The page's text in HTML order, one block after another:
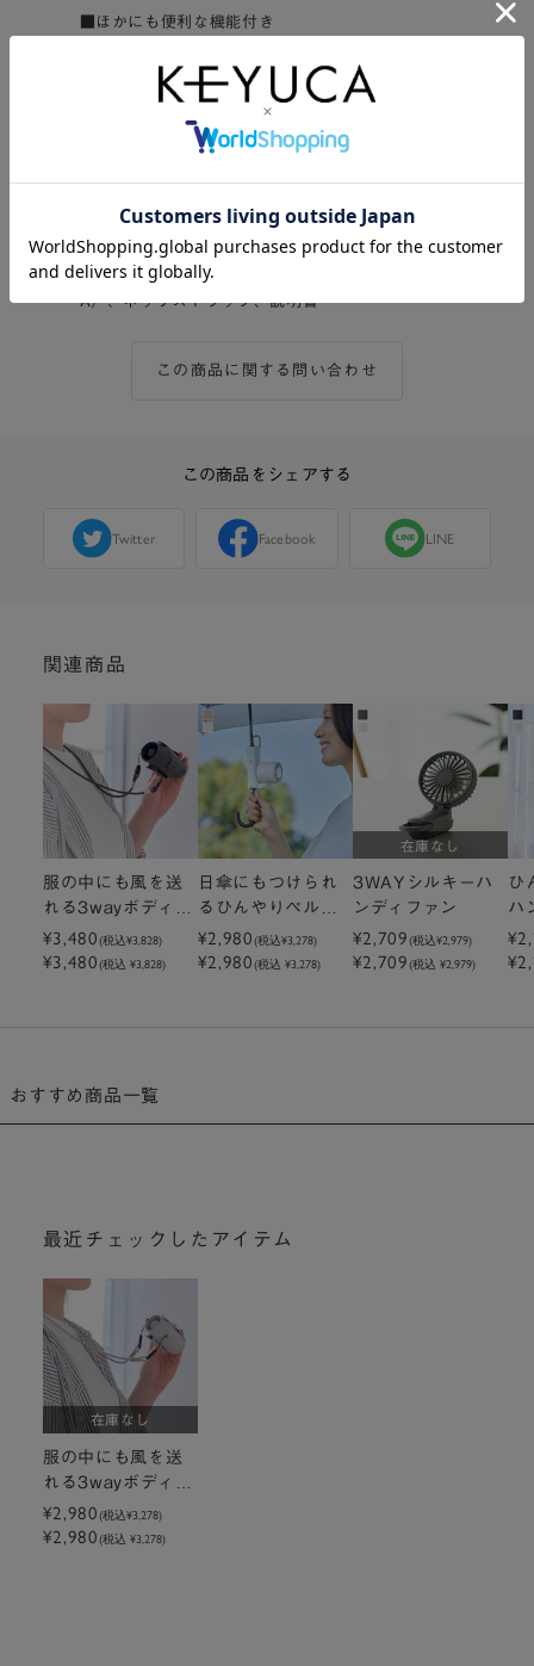
■ほかにも便利な機能付き
先で役立つ便利な機能を凝縮しています。
充電時間：3時間
重さ：122g
内容：本体、充電用USBケーブル（TYPE-C-
A）、ネックストラップ、説明書
この商品に関する問い合わせ
この商品をシェアする
Twitter Facebook LINE
関連商品
服の中にも風を送
れる3wayボディフ
ァン チャコールグ
レー（iFanボディ
¥3,480(税込¥3,828)
¥3,480(税込 ¥3,828)
日傘にもつけられ
るひんやりペルチ
ェハンディファン
（LCAF037）
¥2,980(税込¥3,278)
¥2,980(税込 ¥3,278)
在庫なし
3WAYシルキーハ
ンディファン
¥2,709(税込¥2,979)
¥2,709(税込 ¥2,979)
ひ
ハ
おすすめ商品一覧
最近チェックしたアイテム
在庫なし
服の中にも風を送
れる3wayボディフ
ァンミニ ホワイト
（iFanボディブロ
¥2,980(税込¥3,278)
¥2,980(税込 ¥3,278)